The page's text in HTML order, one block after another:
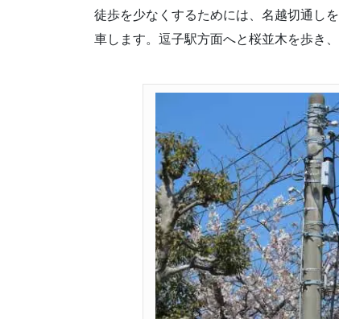
徒歩を少なくするためには、名越切通し
車します。逗子駅方面へと桜並木を歩き